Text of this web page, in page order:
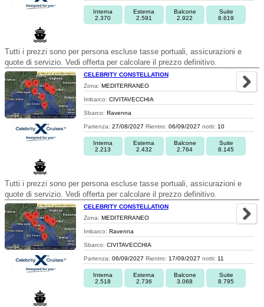
Interna
2.370
Esterna
2.591
Balcone
2.922
Suite
8.619
Tutti i prezzi sono per persona escluse tasse portuali, assicurazioni e
quote di servizio. Vedi offerta per calcolare il prezzo definitivo.
CELEBRITY CONSTELLATION
Zona: MEDITERRANEO
Imbarco: CIVITAVECCHIA
Sbarco: Ravenna
Partenza: 27/08/2027 Rientro: 06/09/2027 notti: 10
Interna
2.213
Esterna
2.432
Balcone
2.764
Suite
8.145
Tutti i prezzi sono per persona escluse tasse portuali, assicurazioni e
quote di servizio. Vedi offerta per calcolare il prezzo definitivo.
CELEBRITY CONSTELLATION
Zona: MEDITERRANEO
Imbarco: Ravenna
Sbarco: CIVITAVECCHIA
Partenza: 06/09/2027 Rientro: 17/09/2027 notti: 11
Interna
2.518
Esterna
2.736
Balcone
3.068
Suite
8.795